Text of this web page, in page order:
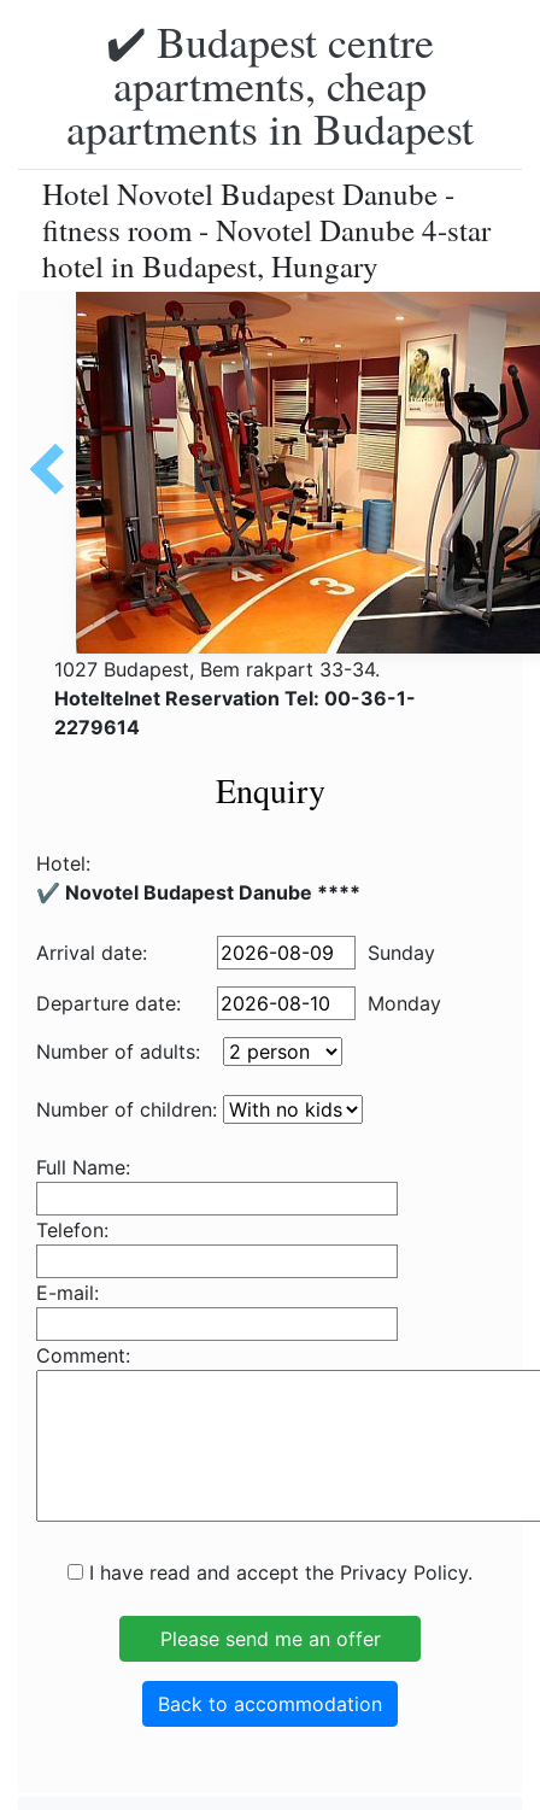
✔️ Budapest centre
apartments, cheap
apartments in Budapest
Hotel Novotel Budapest Danube -
fitness room - Novotel Danube 4-star
hotel in Budapest, Hungary
1027 Budapest, Bem rakpart 33-34.
Hoteltelnet Reservation Tel: 00-36-1-
2279614
Enquiry
Hotel:
✔️ Novotel Budapest Danube ****
Arrival date: Sunday
Departure date:
Monday
Number of adults:
Number of children:
Full Name:
Telefon:
E-mail:
Comment:
I have read and accept the Privacy Policy.
Back to accommodation